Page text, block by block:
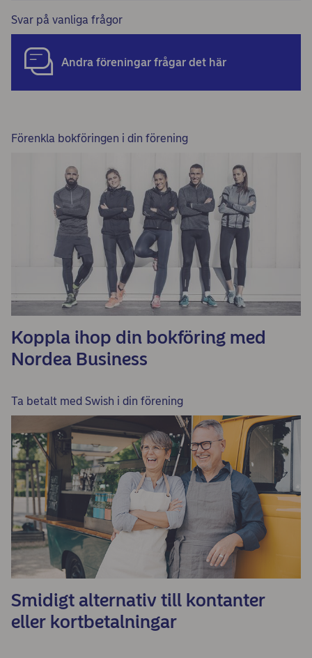
Svar på vanliga frågor
Andra föreningar frågar det här
Förenkla bokföringen i din förening
Koppla ihop din bokföring med
Nordea Business
Ta betalt med Swish i din förening
Smidigt alternativ till kontanter
eller kortbetalningar